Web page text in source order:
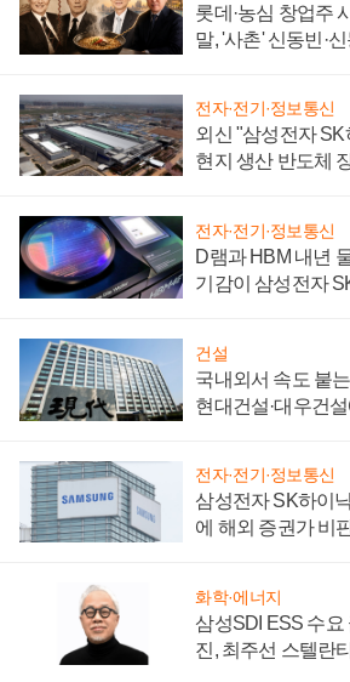
롯데·농심 창업주
말, '사촌' 신동빈·
전자·전기·정보통신
외신 "삼성전자
현지 생산 반도체
전자·전기·정보통신
D램과 HBM 내년
기감이 삼성전자
건설
국내외서 속도 붙
현대건설·대우건
전자·전기·정보통신
삼성전자 SK하이
에 해외 증권가 비
화학·에너지
삼성SDI ESS 수요
진, 최주선 스텔란